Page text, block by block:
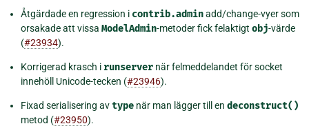
Åtgärdade en regression i contrib.adminadd/change-vyer som
orsakade att vissa ModelAdmin-metoder fick felaktigt obj-värde
(#23934).
Korrigerad krasch i runserver när felmeddelandet för socket
innehöll Unicode-tecken (#23946).
Fixad serialisering avtype när man lägger till en deconstruct()
metod (#23950).